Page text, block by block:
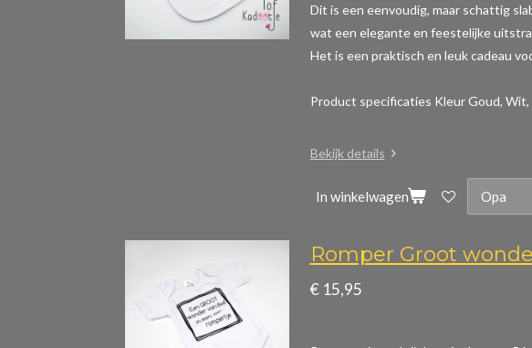
Dit is een eenvoudig, maar schattig
wat een elegante en feestelijke
Het is een praktisch en leuk cadeau
Product specificaties Kleur Goud,
Bekijk details
In winkelwagen
Romper Groot
€ 15,95